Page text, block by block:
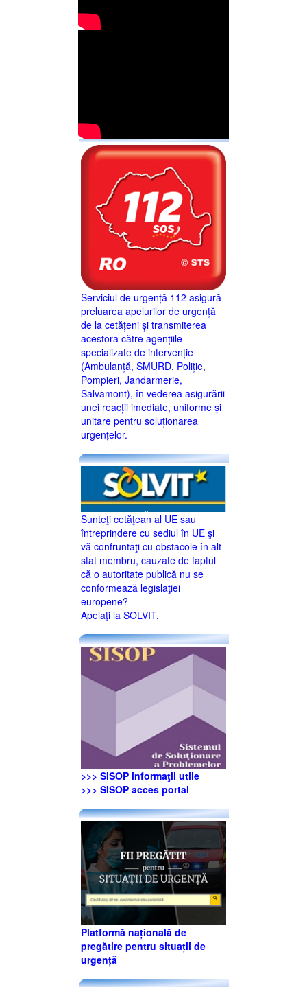
Serviciul de urgență 112 asigură
preluarea apelurilor de urgență
de la cetățeni și transmiterea
acestora către agențiile
specializate de intervenție
(Ambulanță, SMURD, Poliție,
Pompieri, Jandarmerie,
Salvamont), în vederea asigurării
unei reacții imediate, uniforme și
unitare pentru soluționarea
urgențelor.
Sunteţi cetăţean al UE sau
întreprindere cu sediul în UE şi
vă confruntaţi cu obstacole în alt
stat membru, cauzate de faptul
că o autoritate publică nu se
conformează legislaţiei
europene?
Apelaţi la SOLVIT.
>>> SISOP informaţii utile
>>> SISOP acces portal
Platformă națională de
pregătire pentru situații de
urgență